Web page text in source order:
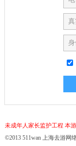
未成年人家长监护工程 本
©2013 511wan 上海去游网